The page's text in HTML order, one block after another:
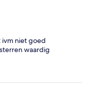
ivm niet goed
waardig